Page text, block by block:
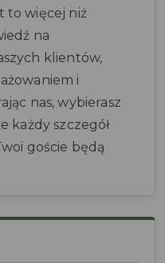
to więcej niż
na
klientów,
i
nas, wybierasz
każdy szczegół
goście będą